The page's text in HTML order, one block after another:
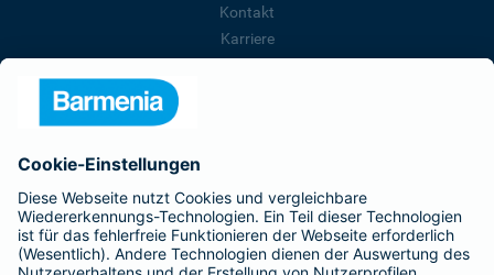
Kontakt
Karriere
Barmenia ist Teil der BarmeniaGothaer
BELIEBTE SEITEN
Kranken-Zusatzversicherung